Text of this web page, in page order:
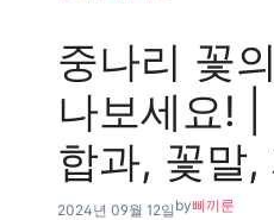
중나리 꽃
나보세요! |
합과, 꽃말,
2024년 09월 12일 by삐끼룬